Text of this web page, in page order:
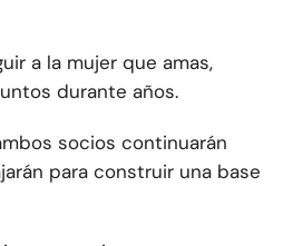
a la mujer que amas,
durante años.
socios continuarán
para construir una base